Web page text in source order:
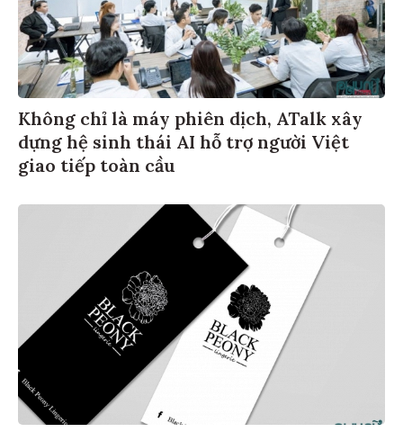
Không chỉ là máy phiên dịch, ATalk xây
dựng hệ sinh thái AI hỗ trợ người Việt
giao tiếp toàn cầu